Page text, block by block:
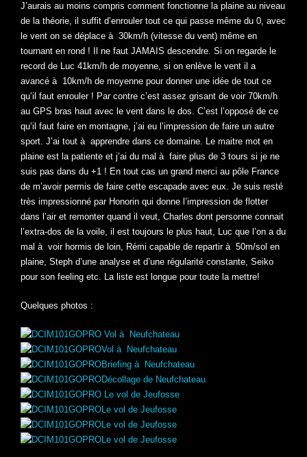
J’aurais au moins compris comment fonctionne la plaine au niveau
de la théorie, il suffit d’enrouler tout ce qui passe même du 0, avec
le vent on se déplace à 30km/h (vitesse du vent) même en
tournant en rond ! Il ne faut JAMAIS descendre. Si on regarde le
record de Luc 41km/h de moyenne, si on enlève le vent il a
avancé à 10km/h de moyenne pour donner une idée de tout ce
qu’il faut enrouler ! Par contre c’est assez grisant de voir 70km/h
au GPS bras haut avec le vent dans le dos. C’est l’opposé de ce
qu’il faut faire en montagne, j’ai eu l’impression de faire un autre
sport. J’ai tout à apprendre dans ce domaine. Le maitre mot en
plaine est la patiente et j’ai du mal à faire plus de 3 tours si je ne
suis pas dans du +1 ! En tout cas un grand merci au pôle France
de m’avoir permis de faire cette escapade avec eux. Je suis resté
très impressionné par Honorin qui donne l’impression de flotter
dans l’air et remonter quand il veut, Charles dont personne connait
l’extra-dos de la voile, il est toujours le plus haut, Luc que l’on a du
mal à voir hormis de loin, Rémi capable de repartir à 50m/sol en
plaine, Steph d’une analyse et d’une régularité constante, Seiko
pour son feeling etc. La liste est longue pour toute la mettre!
Quelques photos :
Vol à Neufchateau
Vol à Neufchateau
Briefing à Neufchateau
Décollage de Neufchateau
Le vol de Jeufosse
Le vol de Jeufosse
Le vol de Jeufosse
Le vol de Jeufosse